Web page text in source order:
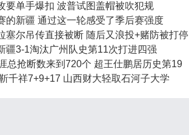
要单手爆扣 波普试图盖帽被吹犯规
的新疆 通过这一轮感受了季后赛强度
塞尔吊传直接被断 随后又浪投+赌防被打停
疆3-1淘汰广州队史第11次打进四强
总抢断数来到720个 超王仕鹏居历史第19
千祥7+9+17 山西财大轻取石河子大学